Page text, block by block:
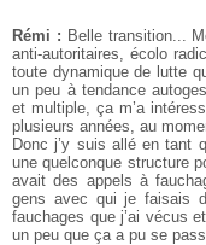
Rémi : Belle transition...
anti-autoritaires, écolo
toute dynamique de lutte
un peu à tendance
et multiple, ça m’a
plusieurs années, au
Donc j’y suis allé en tant
une quelconque structure
avait des appels à
gens avec qui je faisais
fauchages que j’ai vécus
un peu que ça a pu se